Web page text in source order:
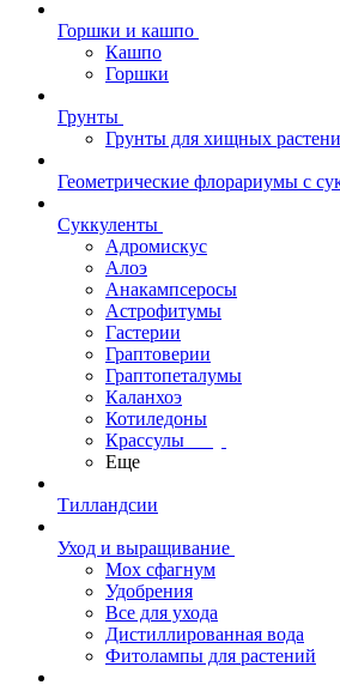
Горшки и кашпо
Кашпо
Горшки
Грунты
Грунты для хищных
Геометрические флорариумы с
Суккуленты
Адромискус
Алоэ
Анакампсеросы
Астрофитумы
Гастерии
Граптоверии
Граптопеталумы
Каланхоэ
Котиледоны
Крассулы
Еще
Тилландсии
Уход и выращивание
Мох сфагнум
Удобрения
Все для ухода
Дистиллированная вода
Фитолампы для растений